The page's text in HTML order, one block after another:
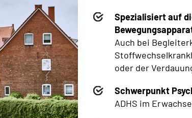
Spezialisiert auf
Auch bei
oder der
Schwerpunkt
ADHS im